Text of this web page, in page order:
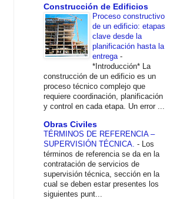
Construcción de Edificios
Proceso constructivo
de un edificio: etapas
clave desde la
planificación hasta la
entrega -
*Introducción* La
construcción de un edificio es un
proceso técnico complejo que
requiere coordinación, planificación
y control en cada etapa. Un error ...
Obras Civiles
TÉRMINOS DE REFERENCIA –
SUPERVISIÓN TÉCNICA. -
Los
términos de referencia se da en la
contratación de servicios de
supervisión técnica, sección en la
cual se deben estar presentes los
siguientes punt...